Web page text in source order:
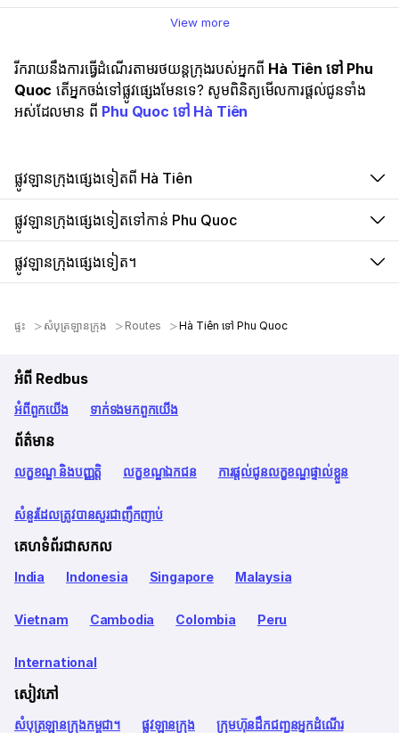
View more
រីករាយនឹងការធ្វើដំណើរតាមរថយន្តក្រុងរបស់អ្នកពី Hà Tiên ទៅ Phu
Quoc តើអ្នកចង់ទៅផ្លូវផ្សេងមែនទេ? សូមពិនិត្យមើលការផ្តល់ជូនទាំង
អស់ដែលមាន ពី Phu Quoc ទៅ Hà Tiên
ផ្លូវឡានក្រុងផ្សេងទៀតពី Hà Tiên
ផ្លូវឡានក្រុងផ្សេងទៀតទៅកាន់ Phu Quoc
ផ្លូវឡានក្រុងផ្សេងទៀត។
ផ្ទះ សំបុត្រឡានក្រុង Routes Hà Tiên ទៅ Phu Quoc
អំពី Redbus
អំពី​ពួក​យើង ទាក់ទង​មក​ពួក​យើង
ព័ត៌មាន
លក្ខខណ្ឌ និងបញ្ញត្តិ លក្ខខណ្ឌឯកជន ការផ្តល់ជូនលក្ខខណ្ឌផ្ទាល់ខ្លួន
សំនួរដែលត្រូវបានសួរជាញឹកញាប់
គេហទំព័រជាសកល
India Indonesia Singapore Malaysia
Vietnam Cambodia Colombia Peru
International
សៀវភៅ
សំបុត្រឡានក្រុងកម្ពុជា។ ផ្លូវឡានក្រុង ក្រុមហ៊ុនដឹកជញ្ជូនអ្នកដំណើរ